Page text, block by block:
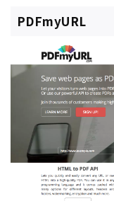
PDFmyURL